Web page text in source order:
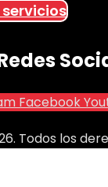
Facebook
Todos los